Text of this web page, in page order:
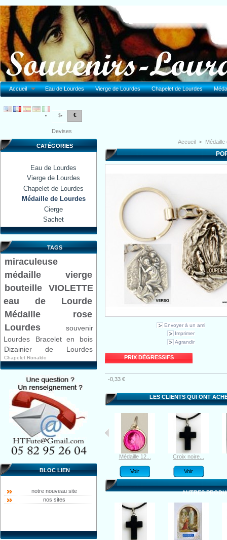
Accueil Eau de Lourdes Vierge de Lourdes Chapelet de Lourdes
$ €
Devises
CATÉGORIES
Eau de Lourdes
Vierge de Lourdes
Chapelet de Lourdes
Médaille de Lourdes
Cierge
Sachet
TAGS
miraculeuse
médaille
vierge
bouteille VIOLETTE
eau de Lourde
Médaille rose
Lourdes
souvenir
Lourdes
Bracelet en bois
Dizainier de Lourdes
Chapelet Ronaldo
BLOC LIEN
notre nouveau site
nos sites
Accueil >
Envoyer à un ami
Imprimer
Agrandir
PRIX DÉGRESSIFS
-0,33 €
LES CLIENTS QUI ONT
Chapelet en...
Voir
Chapelet...
Voir
Médaille 12...
Voir
Croix noire...
Voir
AUTRES